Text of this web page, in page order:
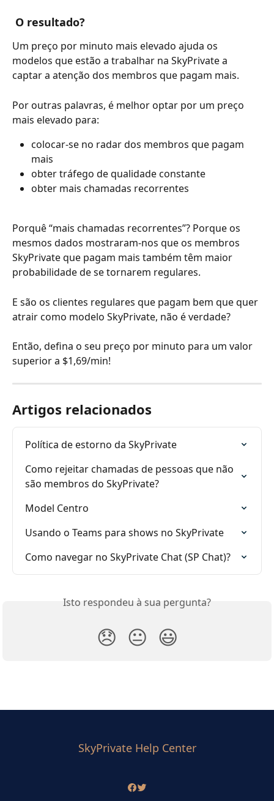
O resultado?
Um preço por minuto mais elevado ajuda os
modelos que estão a trabalhar na SkyPrivate a
captar a atenção dos membros que pagam mais.
Por outras palavras, é melhor optar por um preço
mais elevado para:
colocar-se no radar dos membros que pagam
mais
obter tráfego de qualidade constante
obter mais chamadas recorrentes
Porquê “mais chamadas recorrentes”? Porque os
mesmos dados mostraram-nos que os membros
SkyPrivate que pagam mais também têm maior
probabilidade de se tornarem regulares.
E são os clientes regulares que pagam bem que quer
atrair como modelo SkyPrivate, não é verdade?
Então, defina o seu preço por minuto para um valor
superior a $1,69/min!
Artigos relacionados
Política de estorno da SkyPrivate
Como rejeitar chamadas de pessoas que não
são membros do SkyPrivate?
Model Centro
Usando o Teams para shows no SkyPrivate
Como navegar no SkyPrivate Chat (SP Chat)?
Isto respondeu à sua pergunta?
😞 😐 😃
SkyPrivate Help Center